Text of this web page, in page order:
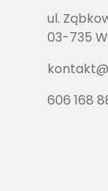
ul.
03-735
606 168